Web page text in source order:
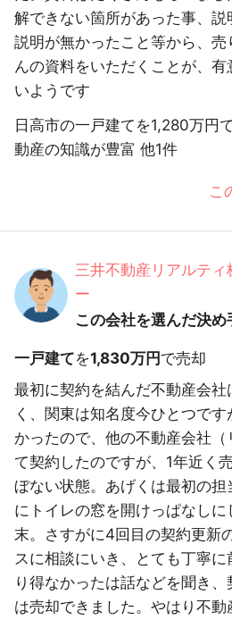
解できない箇所があった事、説
説明が無かったこと等から、売
んの資料をいただくことが、
いようです
日高市の一戸建てを1,280万円
動産の知識が豊富 他1件
こ
三井不動産リアルテ
ー
この会社を選んだ決め
一戸建てを1,830万円で売却
最初に契約を結んだ不動産会
く、関東は知名度今ひとつで
かったので、他の不動産会社
て契約したのですが、1年近く
ぼない状態。あげくは最初の
にトイレの窓を開けっぱなし
末。さすがに4回目の契約更新
スに相談にいき、とても丁寧
り得なかったは話などを聞き
は売却できました。やはり不